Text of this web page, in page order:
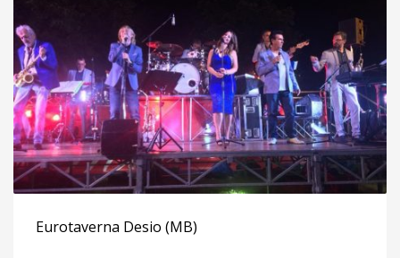
Eurotaverna Desio (MB)